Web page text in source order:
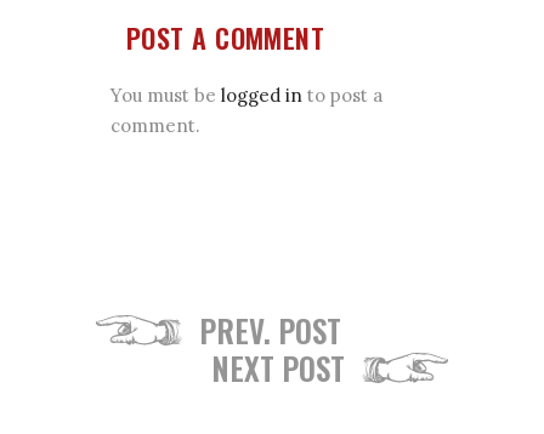
POST A COMMENT
You must be logged in to post a
comment.
PREV. POST
NEXT POST